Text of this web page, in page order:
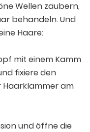
Wellen zaubern,
behandeln. Und
Haare:
mit einem Kamm
fixiere den
Haarklammer am
und öffne die